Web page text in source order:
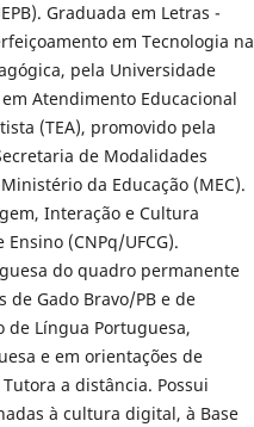
Graduada em Letras -
em Tecnologia na
pela Universidade
Atendimento Educacional
(TEA), promovido pela
de Modalidades
da Educação (MEC).
Interação e Cultura
(CNPq/UFCG).
do quadro permanente
de Gado Bravo/PB e de
de Língua Portuguesa,
e em orientações de
a distância. Possui
à cultura digital, à Base